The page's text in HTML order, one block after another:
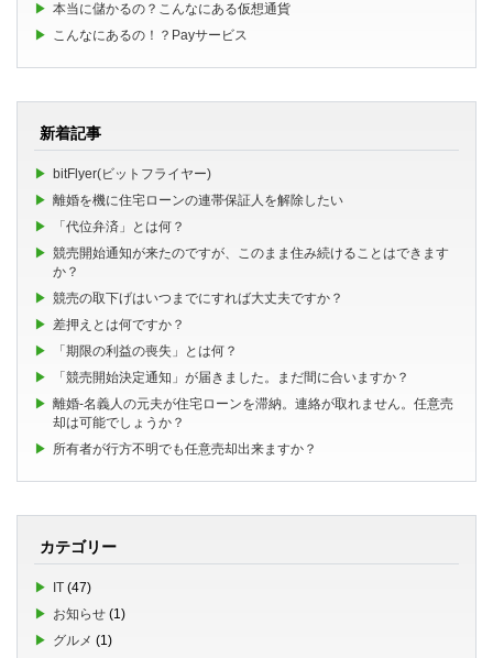
本当に儲かるの？こんなにある仮想通貨
こんなにあるの！？Payサービス
新着記事
bitFlyer(ビットフライヤー)
離婚を機に住宅ローンの連帯保証人を解除したい
「代位弁済」とは何？
競売開始通知が来たのですが、このまま住み続けることはできます
か？
競売の取下げはいつまでにすれば大丈夫ですか？
差押えとは何ですか？
「期限の利益の喪失」とは何？
「競売開始決定通知」が届きました。まだ間に合いますか？
離婚-名義人の元夫が住宅ローンを滞納。連絡が取れません。任意売
却は可能でしょうか？
所有者が行方不明でも任意売却出来ますか？
カテゴリー
IT (47)
お知らせ (1)
グルメ (1)